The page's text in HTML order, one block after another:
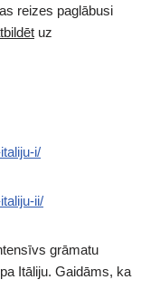
reizes paglābusi
uz
i/
ii/
grāmatu
Itāliju. Gaidāms, ka